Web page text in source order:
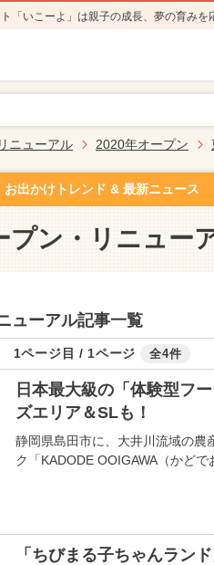
「いこーよ」は親子の成長、夢の育みを
ニューアル 2020年オープン
お出かけトレンド & 最新ニュース
プン・リニュー
ューアル記事一覧
1ページ目 / 1ページ 全4件
日本最大級の「体験型フ
ズエリア＆SLも！
静岡県島田市に、大井川流域の農
ク「KADODE OOIGAWA（かど
「ちびまる子ちゃんラン